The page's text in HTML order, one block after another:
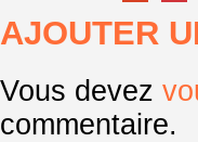
AJOUTER
Vous devez
commentaire.